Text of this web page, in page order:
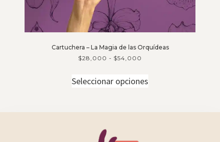
Cartuchera – La Magia de las Orquídeas
$28,000 - $54,000
Seleccionar opciones